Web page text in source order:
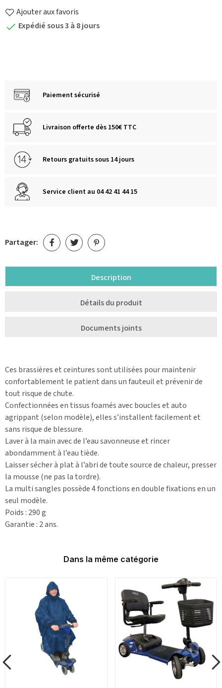
Ajouter aux favoris
 Expédié sous 3 à 8 jours
Paiement sécurisé
Livraison offerte dès 150€ TTC
Retours gratuits sous 14 jours
Service client au 04 42 41 44 15
Partager:
Description
Détails du produit
Documents joints
Ces brassières et ceintures sont utilisées pour maintenir
confortablement le patient dans un fauteuil et prévenir de
tout risque de chute.
Confectionnées en tissus foamés avec boucles et auto
agrippant (selon modèle), elles s’installent facilement et
sans risque de blessure.
Laver à la main avec de l’eau savonneuse et rincer
abondamment à l’eau tiède.
Laisser sécher à plat à l’abri de toute source de chaleur, presser
la mousse (ne pas la tordre).
La multi sangles possède 4 fonctions en double fixations en un
seul modèle.
Poids : 290 g
Garantie : 2 ans.
Dans la même catégorie